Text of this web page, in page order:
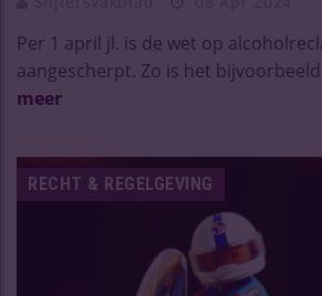
Per 1 april jl. is de wet op
aangescherpt. Zo is het
meer
RECHT & REGELGEVING